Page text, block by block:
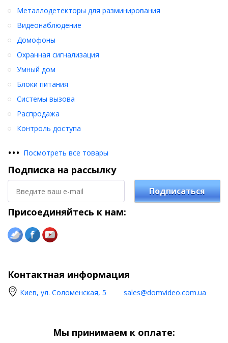
Металлодетекторы для разминирования
Видеонаблюдение
Домофоны
Охранная сигнализация
Умный дом
Блоки питания
Системы вызова
Распродажа
Контроль доступа
••• Посмотреть все товары
Подписка на рассылку
Подписаться
Присоединяйтесь к нам:
Контактная информация
Киев, ул. Соломенская, 5 sales@domvideo.com.ua
Мы принимаем к оплате: